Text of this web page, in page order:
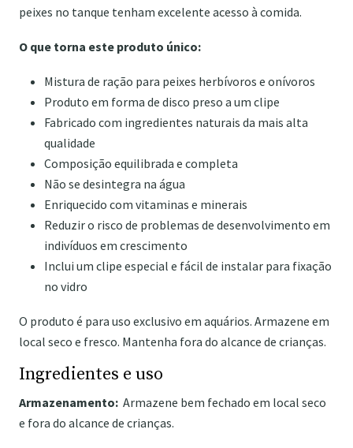
peixes no tanque tenham excelente acesso à comida.
O que torna este produto único:
Mistura de ração para peixes herbívoros e onívoros
Produto em forma de disco preso a um clipe
Fabricado com ingredientes naturais da mais alta
qualidade
Composição equilibrada e completa
Não se desintegra na água
Enriquecido com vitaminas e minerais
Reduzir o risco de problemas de desenvolvimento em
indivíduos em crescimento
Inclui um clipe especial e fácil de instalar para fixação
no vidro
O produto é para uso exclusivo em aquários. Armazene em
local seco e fresco. Mantenha fora do alcance de crianças.
Ingredientes e uso
Armazenamento: Armazene bem fechado em local seco
e fora do alcance de crianças.